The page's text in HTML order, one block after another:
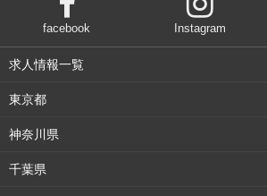
facebook Instagram
求人情報一覧
東京都
神奈川県
千葉県